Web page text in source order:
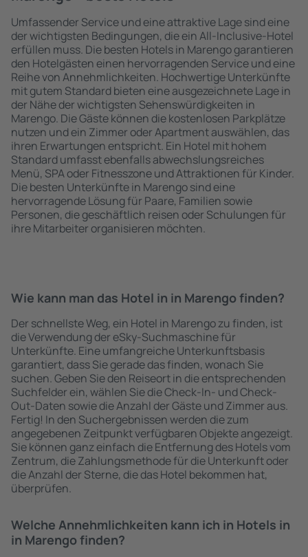
Umfassender Service und eine attraktive Lage sind eine
der wichtigsten Bedingungen, die ein All-Inclusive-Hotel
erfüllen muss. Die besten Hotels in Marengo garantieren
den Hotelgästen einen hervorragenden Service und eine
Reihe von Annehmlichkeiten. Hochwertige Unterkünfte
mit gutem Standard bieten eine ausgezeichnete Lage in
der Nähe der wichtigsten Sehenswürdigkeiten in
Marengo. Die Gäste können die kostenlosen Parkplätze
nutzen und ein Zimmer oder Apartment auswählen, das
ihren Erwartungen entspricht. Ein Hotel mit hohem
Standard umfasst ebenfalls abwechslungsreiches
Menü, SPA oder Fitnesszone und Attraktionen für Kinder.
Die besten Unterkünfte in Marengo sind eine
hervorragende Lösung für Paare, Familien sowie
Personen, die geschäftlich reisen oder Schulungen für
ihre Mitarbeiter organisieren möchten.
Wie kann man das Hotel in in Marengo finden?
Der schnellste Weg, ein Hotel in Marengo zu finden, ist
die Verwendung der eSky-Suchmaschine für
Unterkünfte. Eine umfangreiche Unterkunftsbasis
garantiert, dass Sie gerade das finden, wonach Sie
suchen. Geben Sie den Reiseort in die entsprechenden
Suchfelder ein, wählen Sie die Check-In- und Check-
Out-Daten sowie die Anzahl der Gäste und Zimmer aus.
Fertig! In den Suchergebnissen werden die zum
angegebenen Zeitpunkt verfügbaren Objekte angezeigt.
Sie können ganz einfach die Entfernung des Hotels vom
Zentrum, die Zahlungsmethode für die Unterkunft oder
die Anzahl der Sterne, die das Hotel bekommen hat,
überprüfen.
Welche Annehmlichkeiten kann ich in Hotels in
in Marengo finden?